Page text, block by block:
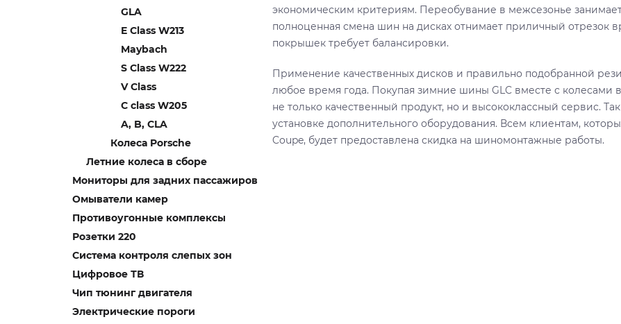
GLA
E Class W213
Maybach
S Class W222
V Class
C class W205
A, B, CLA
Колеса Porsche
Летние колеса в сборе
Мониторы для задних пассажиров
Омыватели камер
Противоугонные комплексы
Розетки 220
Система контроля слепых зон
Цифровое ТВ
Чип тюнинг двигателя
Электрические пороги
экономическим критериям. Переобувание в межсезонье
полноценная смена шин на дисках отнимает приличный отрезок
покрышек требует балансировки.
Применение качественных дисков и правильно подобранной
любое время года. Покупая зимние шины GLC вместе с колесами
не только качественный продукт, но и высококлассный сервис.
установке дополнительного оборудования. Всем клиентам,
Coupe, будет предоставлена скидка на шиномонтажные работы.